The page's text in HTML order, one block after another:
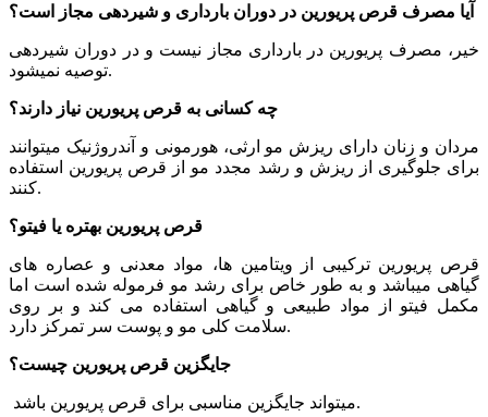
آیا مصرف قرص پریورین در دوران بارداری و شیردهی مجاز است؟
خیر، مصرف پریورین در بارداری مجاز نیست و در دوران شیردهی
توصیه نمیشود.
چه کسانی به قرص پریورین نیاز دارند؟
مردان و زنان دارای ریزش مو ارثی، هورمونی و آندروژنیک میتوانند
برای جلوگیری از ریزش و رشد مجدد مو از قرص پریورین استفاده
کنند.
قرص پریورین بهتره یا فیتو؟
قرص پریورین ترکیبی از ویتامین ها، مواد معدنی و عصاره های
گیاهی میباشد و به طور خاص برای رشد مو فرموله شده است اما
مکمل فیتو از مواد طبیعی و گیاهی استفاده می کند و بر روی
سلامت کلی مو و پوست سر تمرکز دارد.
جایگزین قرص پریورین چیست؟
میتواند جایگزین مناسبی برای قرص پریورین باشد.